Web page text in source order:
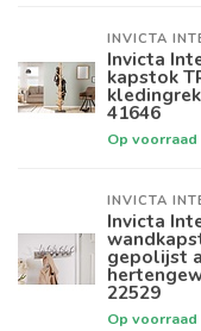
INVICTA
Invicta
kapstok
41646
Op voorraad
INVICTA
Invicta
gepolijst
22529
Op voorraad